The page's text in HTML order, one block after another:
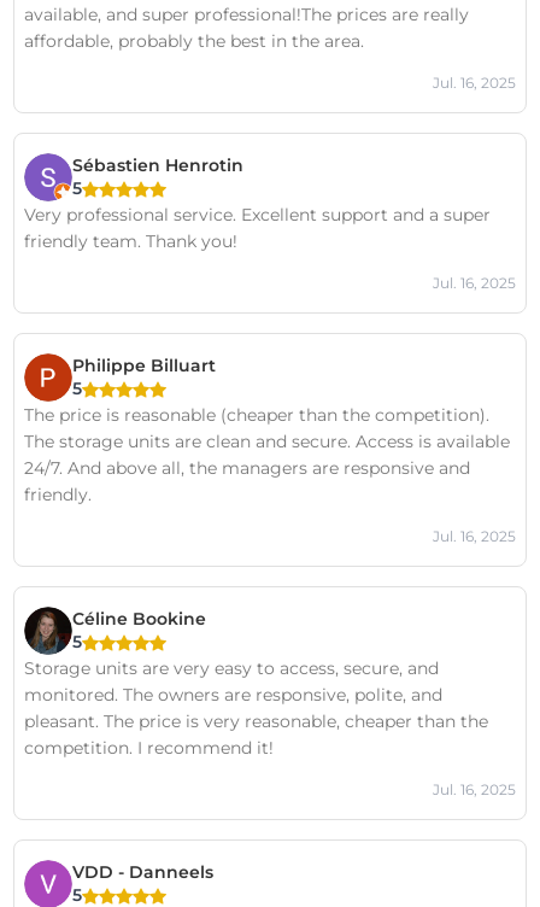
available, and super professional!The prices are really
affordable, probably the best in the area.
Jul. 16, 2025
Sébastien Henrotin
5
Very professional service. Excellent support and a super
friendly team. Thank you!
Jul. 16, 2025
Philippe Billuart
5
The price is reasonable (cheaper than the competition).
The storage units are clean and secure. Access is available
24/7. And above all, the managers are responsive and
friendly.
Jul. 16, 2025
Céline Bookine
5
Storage units are very easy to access, secure, and
monitored. The owners are responsive, polite, and
pleasant. The price is very reasonable, cheaper than the
competition. I recommend it!
Jul. 16, 2025
VDD - Danneels
5